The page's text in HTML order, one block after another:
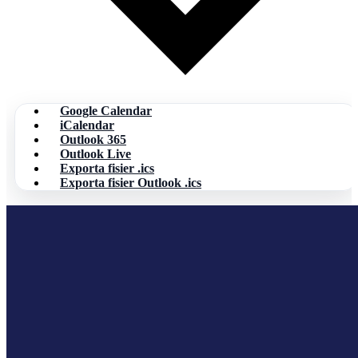
Google Calendar
iCalendar
Outlook 365
Outlook Live
Exporta fisier .ics
Exporta fisier Outlook .ics